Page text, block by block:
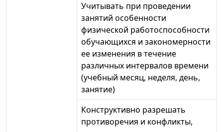
Учитывать при проведении
занятий особенности
физической работоспособности
обучающихся и закономерности
ее изменения в течение
различных интервалов времени
(учебный месяц, неделя, день,
занятие)
Конструктивно разрешать
противоречия и конфликты,